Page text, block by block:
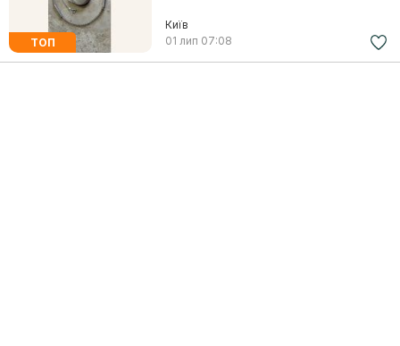
ТОП
Київ
01 лип 07:08